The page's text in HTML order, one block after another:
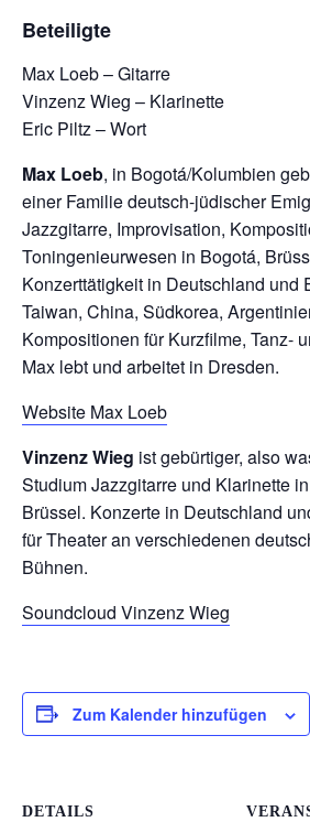
Beteiligte
Max Loeb – Gitarre
Vinzenz Wieg – Klarinette
Eric Piltz – Wort
Max Loeb, in Bogotá/Kolumbien
einer Familie deutsch-jüdischer
Jazzgitarre, Improvisation,
Toningenieurwesen in Bogotá,
Konzerttätigkeit in Deutschland und
Taiwan, China, Südkorea,
Kompositionen für Kurzfilme, Tanz-
Max lebt und arbeitet in Dresden.
Website Max Loeb
Vinzenz Wieg ist gebürtiger, also
Studium Jazzgitarre und Klarinette
Brüssel. Konzerte in Deutschland
für Theater an verschiedenen
Bühnen.
Soundcloud Vinzenz Wieg
Zum Kalender hinzufügen
DETAILS